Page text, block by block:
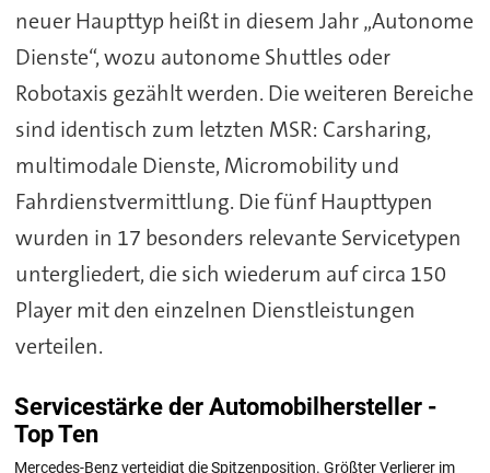
neuer Haupttyp heißt in diesem Jahr „Autonome
Dienste“, wozu autonome Shuttles oder
Robotaxis gezählt werden. Die weiteren Bereiche
sind identisch zum letzten MSR: Carsharing,
multimodale Dienste, Micromobility und
Fahrdienstvermittlung. Die fünf Haupttypen
wurden in 17 besonders relevante Servicetypen
untergliedert, die sich wiederum auf circa 150
Player mit den einzelnen Dienstleistungen
verteilen.